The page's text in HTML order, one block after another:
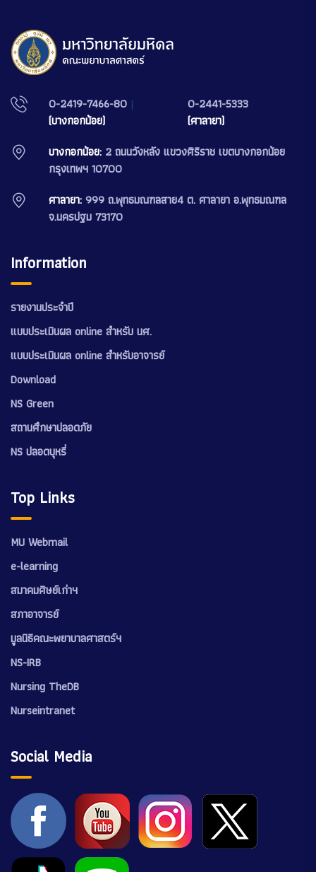
0-2419-7466-80 |
(บางกอกน้อย)
0-2441-5333
(ศาลายา)
บางกอกน้อย: 2 ถนนวังหลัง แขวงศิริราช เขตบางกอกน้อย
กรุงเทพฯ 10700
ศาลายา: 999 ถ.พุทธมณฑลสาย4 ต. ศาลายา อ.พุทธมณฑล
จ.นครปฐม 73170
Information
รายงานประจำปี
แบบประเมินผล online สำหรับ นศ.
แบบประเมินผล online สำหรับอาจารย์
Download
NS Green
สถานศึกษาปลอดภัย
NS ปลอดบุหรี่
Top Links
MU Webmail
e-learning
สมาคมศิษย์เก่าฯ
สภาอาจารย์
มูลนิธิคณะพยาบาลศาสตร์ฯ
NS-IRB
Nursing TheDB
Nurseintranet
Social Media